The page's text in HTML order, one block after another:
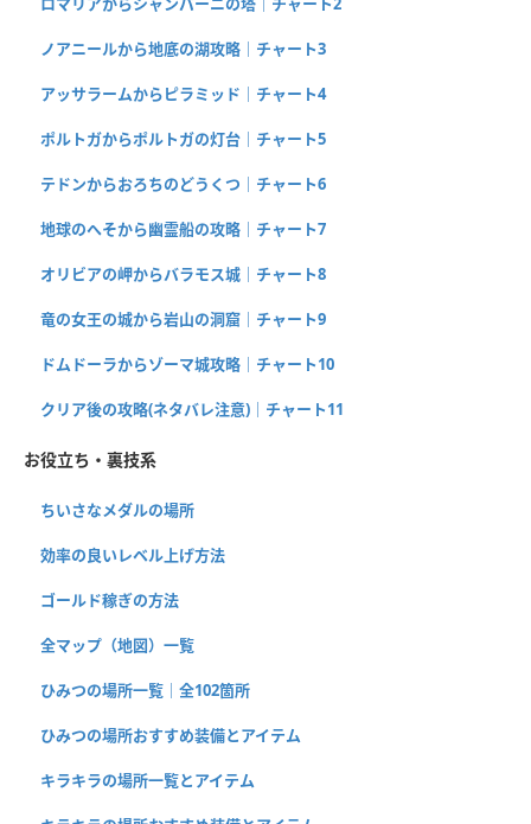
ノアニールから地底の湖攻略｜チャート3
アッサラームからピラミッド｜チャート4
ポルトガからポルトガの灯台｜チャート5
テドンからおろちのどうくつ｜チャート6
地球のへそから幽霊船の攻略｜チャート7
オリビアの岬からバラモス城｜チャート8
竜の女王の城から岩山の洞窟｜チャート9
ドムドーラからゾーマ城攻略｜チャート10
クリア後の攻略(ネタバレ注意)｜チャート11
お役立ち・裏技系
ちいさなメダルの場所
効率の良いレベル上げ方法
ゴールド稼ぎの方法
全マップ（地図）一覧
ひみつの場所一覧｜全102箇所
ひみつの場所おすすめ装備とアイテム
キラキラの場所一覧とアイテム